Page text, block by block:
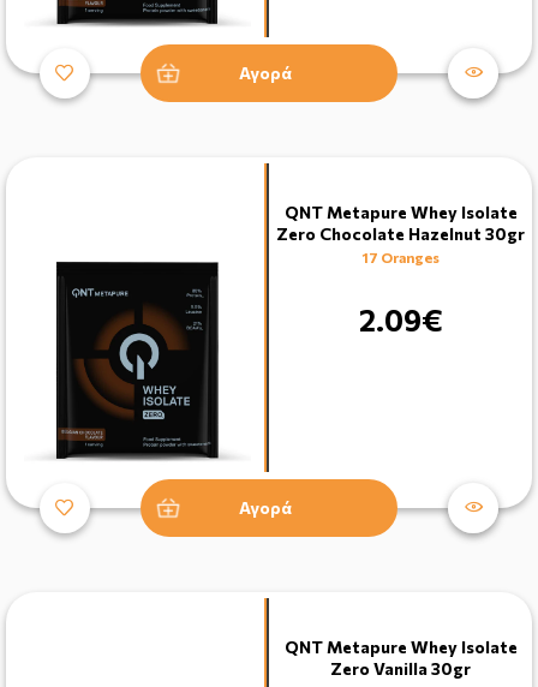
Αγορά
QNT Metapure Whey Isolate
Zero Chocolate Hazelnut 30gr
17 Oranges
2.09€
Αγορά
QNT Metapure Whey Isolate
Zero Vanilla 30gr